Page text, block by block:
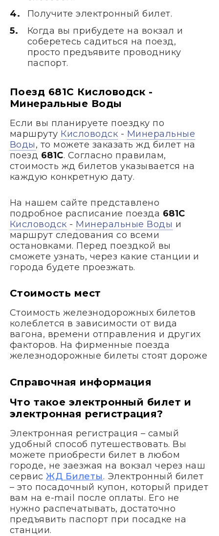
Получите электронный билет.
Когда вы прибудете на вокзал и
соберетесь садиться на поезд,
просто предъявите проводнику
паспорт.
Поезд 681С Кисловодск -
Минеральные Воды
Если вы планируете поездку по
маршруту Кисловодск - Минеральные
Воды, то можете заказать жд билет на
поезд 681С. Согласно правилам,
стоимость жд билетов указывается на
каждую конкретную дату.
На нашем сайте представлено
подробное расписание поезда 681С
Кисловодск - Минеральные Воды и
маршрут следования со всеми
остановками. Перед поездкой вы
сможете узнать, через какие станции и
города будете проезжать.
Стоимость мест
Стоимость железнодорожных билетов
колеблется в зависимости от вида
вагона, времени отправления и других
факторов. На фирменные поезда
железнодорожные билеты стоят дороже
Справочная информация
Что такое электронный билет и
электронная регистрация?
Электронная регистрация – самый
удобный способ путешествовать. Вы
можете приобрести билет в любом
городе, не заезжая на вокзал через наш
сервисЖД Билеты. Электронный билет
– это посадочный купон, который придет
вам на e-mail после оплаты. Его не
нужно распечатывать, достаточно
предъявить паспорт при посадке на
станции.